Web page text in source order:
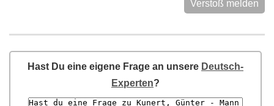
Verstoß melden
Hast Du eine eigene Frage an unsere Deutsch-
Experten?